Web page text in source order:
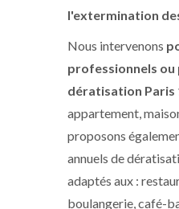
l'extermination
Nous intervenons
professionnels
dératisation Paris
appartement,
proposons
annuels de
adaptés aux :
boulangerie, café-